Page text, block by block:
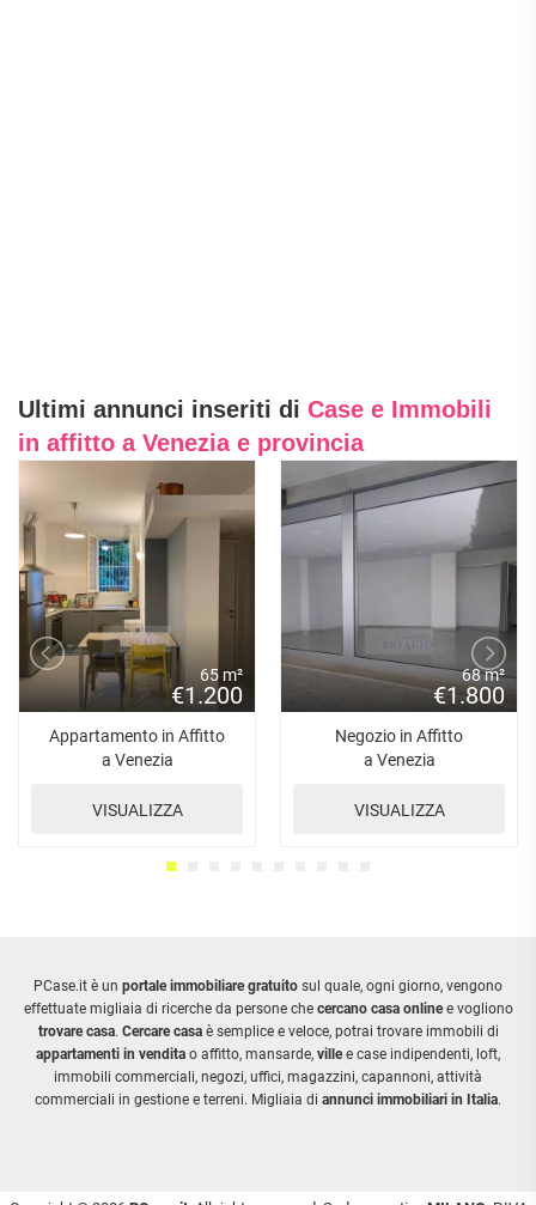
Ultimi annunci inseriti di Case e Immobili
in affitto a Venezia e provincia
65 m²
€1.200
Appartamento in Affitto
a Venezia
VISUALIZZA
68 m²
€1.800
Negozio in Affitto
a Venezia
VISUALIZZA
PCase.it è un portale immobiliare gratuito sul quale, ogni giorno, vengono
effettuate migliaia di ricerche da persone che cercano casa onlinee vogliono
trovare casa. Cercare casaè semplice e veloce, potrai trovare immobili di
appartamenti in vendita o affitto, mansarde, villee case indipendenti, loft,
immobili commerciali, negozi, uffici, magazzini, capannoni, attività
commerciali in gestione e terreni. Migliaia di annunci immobiliari in Italia.